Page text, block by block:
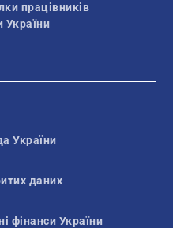
працівників
України
України
даних
фінанси України